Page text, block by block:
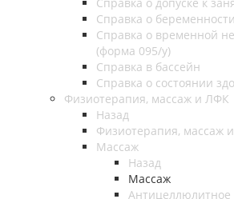
Справка о беременности
Справка о временной
(форма 095/у)
Справка в бассейн
Справка о состоянии
Физиотерапия, массаж и ЛФК
Назад
Физиотерапия, массаж
Массаж
Назад
Массаж